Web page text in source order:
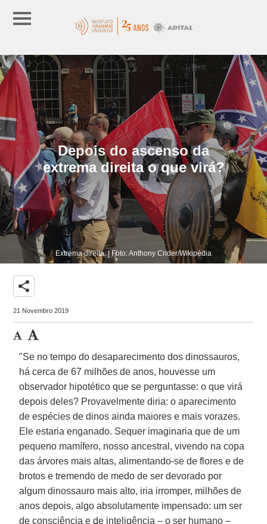
Depois do ascenso da
extrema direita o que virá?
Extrema direita. | Foto: Anthony Crider/Wikipédia
share
21 Novembro 2019
"Se no tempo do desaparecimento dos dinossauros,
há cerca de 67 milhões de anos, houvesse um
observador hipotético que se perguntasse: o que virá
depois deles? Provavelmente diria: o aparecimento
de espécies de dinos ainda maiores e mais vorazes.
Ele estaria enganado. Sequer imaginaria que de um
pequeno mamífero, nosso ancestral, vivendo na copa
das árvores mais altas, alimentando-se de flores e de
brotos e tremendo de medo de ser devorado por
algum dinossauro mais alto, iria irromper, milhões de
anos depois, algo absolutamente impensado: um ser
de consciência e de inteligência – o ser humano –